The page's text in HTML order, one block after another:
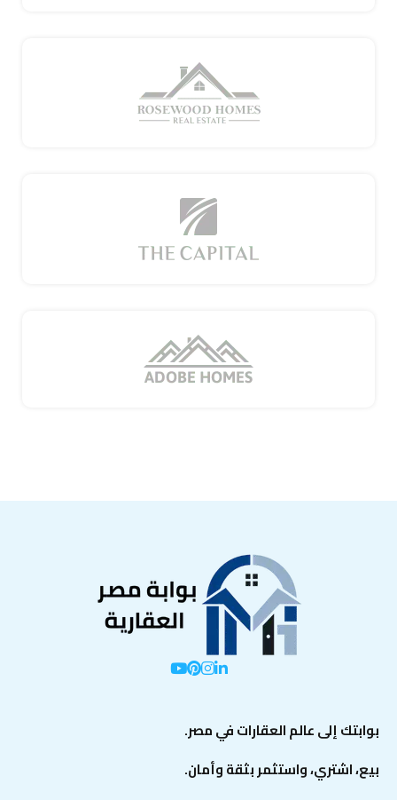
بوابتك إلى عالم العقارات في مصر.
بيع، اشتري، واستثمر بثقة وأمان.